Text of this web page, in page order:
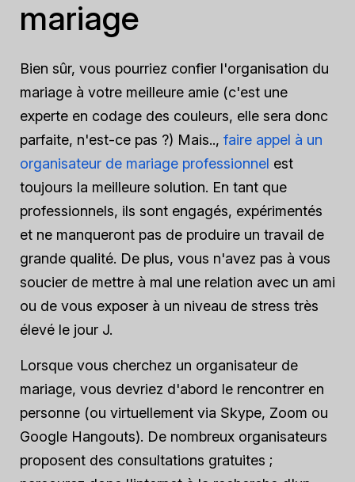
mariage
Bien sûr, vous pourriez confier l'organisation du
mariage à votre meilleure amie (c'est une
experte en codage des couleurs, elle sera donc
parfaite, n'est-ce pas ?) Mais.., faire appel à un
organisateur de mariage professionnel est
toujours la meilleure solution. En tant que
professionnels, ils sont engagés, expérimentés
et ne manqueront pas de produire un travail de
grande qualité. De plus, vous n'avez pas à vous
soucier de mettre à mal une relation avec un ami
ou de vous exposer à un niveau de stress très
élevé le jour J.
Lorsque vous cherchez un organisateur de
mariage, vous devriez d'abord le rencontrer en
personne (ou virtuellement via Skype, Zoom ou
Google Hangouts). De nombreux organisateurs
proposent des consultations gratuites ;